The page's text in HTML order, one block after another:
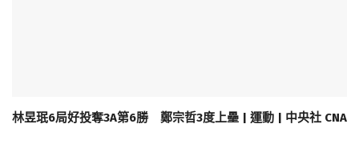
林昱珉6局好投奪3A第6勝 鄭宗哲3度上壘 | 運動 | 中央社 CNA